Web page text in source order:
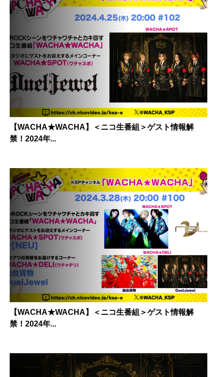
【WACHA★WACHA】＜ニコ生番組＞ゲスト情報解
禁！2024年...
【WACHA★WACHA】＜ニコ生番組＞ゲスト情報解
禁！2024年...